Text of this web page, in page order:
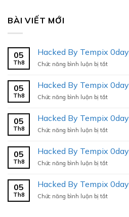
BÀI VIẾT MỚI
05
Th8
Hacked By Tempix 0day
Chức năng bình luận bị tắtở
Tempix
0day
05
Th8
Hacked By Tempix 0day
Chức năng bình luận bị tắtở
Tempix
0day
05
Th8
Hacked By Tempix 0day
Chức năng bình luận bị tắtở
Tempix
0day
05
Th8
Hacked By Tempix 0day
Chức năng bình luận bị tắtở
Tempix
0day
05
Th8
Hacked By Tempix 0day
Chức năng bình luận bị tắtở